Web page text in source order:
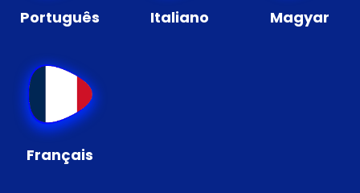
Português Italiano Magyar
Français